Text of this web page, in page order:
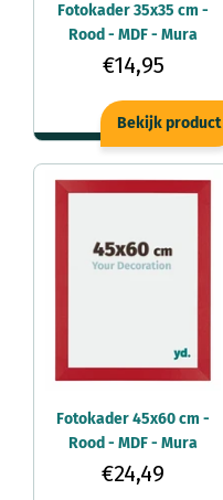
Fotokader 35x35 cm -
Rood - MDF - Mura
€14,95
Bekijk product
Fotokader 45x60 cm -
Rood - MDF - Mura
€24,49